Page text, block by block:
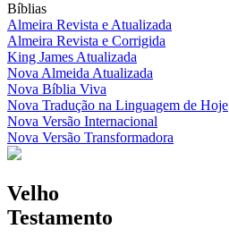
Bíblias
Almeira Revista e Atualizada
Almeira Revista e Corrigida
King James Atualizada
Nova Almeida Atualizada
Nova Bíblia Viva
Nova Tradução na Linguagem de Hoje
Nova Versão Internacional
Nova Versão Transformadora
Velho
Testamento